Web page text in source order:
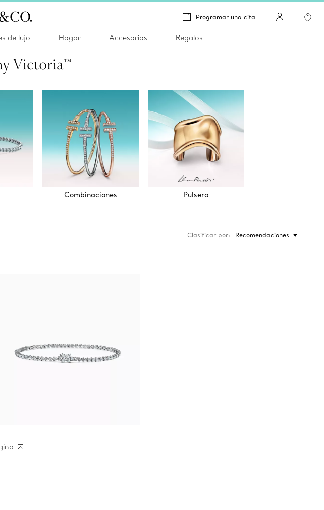
Programar una cita
de lujo Hogar Accesorios Regalos
Victoria™
Combinaciones Pulsera
Clasificar por Recomendaciones